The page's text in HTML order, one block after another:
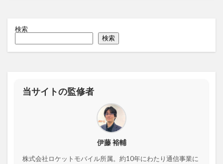
検索
検索
当サイトの監修者
伊藤 裕輔
株式会社ロケットモバイル所属。約10年にわたり通信事業に